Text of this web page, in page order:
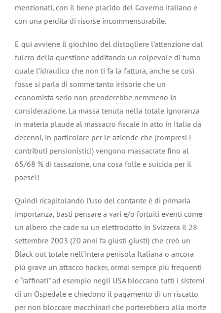
menzionati, con il bene placido del Governo italiano e
con una perdita di risorse incommensurabile.
E qui avviene il giochino del distogliere l’attenzione dal
fulcro della questione additando un colpevole di turno
quale l’idraulico che non ti fa la fattura, anche se così
fosse si parla di somme tanto irrisorie che un
economista serio non prenderebbe nemmeno in
considerazione. La massa tenuta nella totale ignoranza
in materia plaude al massacro fiscale in atto in Italia da
decenni, in particolare per le aziende che (compresi i
contributi pensionistici) vengono massacrate fino al
65/68 % di tassazione, una cosa folle e suicida per il
paese!!
Quindi ricapitolando l’uso del contante è di primaria
importanza, basti pensare a vari e/o fortuiti eventi come
un albero che cade su un elettrodotto in Svizzera il 28
settembre 2003 (20 anni fa giusti giusti) che creò un
Black out totale nell’intera penisola Italiana o ancora
più grave un attacco hacker, ormai sempre più frequenti
e “raffinati” ad esempio negli USA bloccano tutti i sistemi
di un Ospedale e chiedono il pagamento di un riscatto
per non bloccare macchinari che porterebbero alla morte